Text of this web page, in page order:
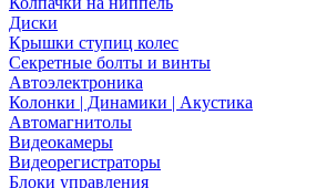
Диски
Крышки ступиц колес
Секретные болты и винты
Автоэлектроника
Колонки | Динамики | Акустика
Автомагнитолы
Видеокамеры
Видеорегистраторы
Блоки управления